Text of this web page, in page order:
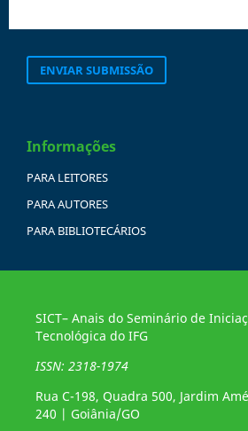
ENVIAR SUBMISSÃO
Informações
PARA LEITORES
PARA AUTORES
PARA BIBLIOTECÁRIOS
SICT– Anais do Seminário de
Tecnológica do IFG
ISSN: 2318-1974
Rua C-198, Quadra 500, Jardim
240 | Goiânia/GO